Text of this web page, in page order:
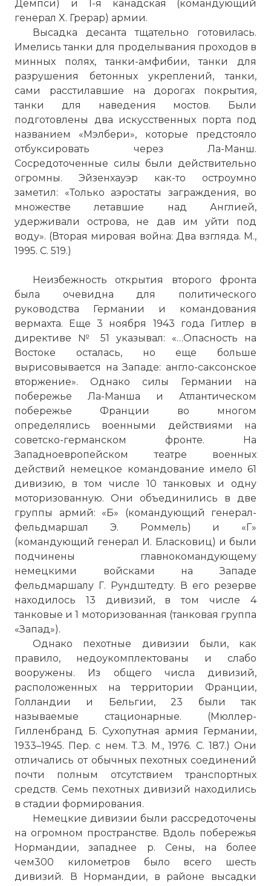
Демпси) и 1-я канадская (командующий
генерал X. Грерар) армии.
Высадка десанта тщательно готовилась.
Имелись танки для проделывания проходов в
минных полях, танки-амфибии, танки для
разрушения бетонных укреплений, танки,
сами расстилавшие на дорогах покрытия,
танки для наведения мостов. Были
подготовлены два искусственных порта под
названием «Мэлбери», которые предстояло
отбуксировать через Ла-Манш.
Сосредоточенные силы были действительно
огромны. Эйзенхауэр как-то остроумно
заметил: «Только аэростаты заграждения, во
множестве летавшие над Англией,
удерживали острова, не дав им уйти под
воду». (Вторая мировая война: Два взгляда. М.,
1995. С. 519.)
Неизбежность открытия второго фронта
была очевидна для политического
руководства Германии и командования
вермахта. Еще 3 ноября 1943 года Гитлер в
директиве № 51 указывал: «…Опасность на
Востоке осталась, но еще больше
вырисовывается на Западе: англо-саксонское
вторжение». Однако силы Германии на
побережье Ла-Манша и Атлантическом
побережье Франции во многом
определялись военными действиями на
советско-германском фронте. На
Западноевропейском театре военных
действий немецкое командование имело 61
дивизию, в том числе 10 танковых и одну
моторизованную. Они объединились в две
группы армий: «Б» (командующий генерал-
фельдмаршал Э. Роммель) и «Г»
(командующий генерал И. Бласковиц) и были
подчинены главнокомандующему
немецкими войсками на Западе
фельдмаршалу Г. Рундштедту. В его резерве
находилось 13 дивизий, в том числе 4
танковые и 1 моторизованная (танковая группа
«Запад»).
Однако пехотные дивизии были, как
правило, недоукомплектованы и слабо
вооружены. Из общего числа дивизий,
расположенных на территории Франции,
Голландии и Бельгии, 23 были так
называемые стационарные. (Мюллер-
Гилленбранд Б. Сухопутная армия Германии,
1933–1945. Пер. с нем. Т.З. М., 1976. С. 187.) Они
отличались от обычных пехотных соединений
почти полным отсутствием транспортных
средств. Семь пехотных дивизий находились
в стадии формирования.
Немецкие дивизии были рассредоточены
на огромном пространстве. Вдоль побережья
Нормандии, западнее р. Сены, на более
чем300 километров было всего шесть
дивизий. В Нормандии, в районе высадки